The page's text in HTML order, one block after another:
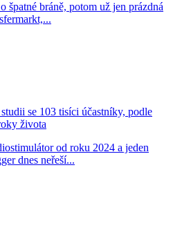
špatné bráně, potom už jen prázdná
se 103 tisíci účastníky, podle
života
od roku 2024 a jeden
dnes neřeší...